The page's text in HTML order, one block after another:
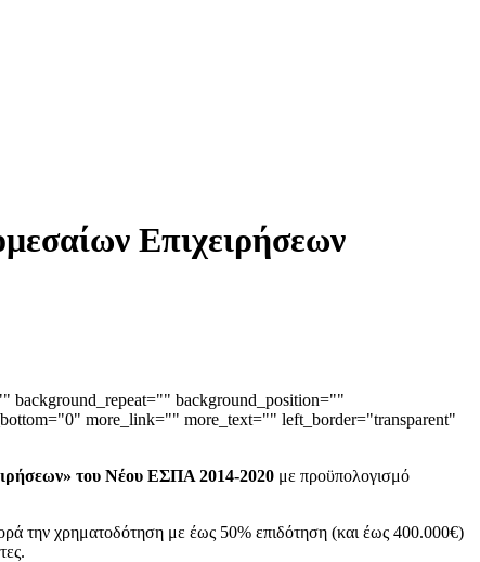
Επιχειρήσεων
background_repeat="" background_position=""
more_link="" more_text="" left_border="transparent"
του Νέου ΕΣΠΑ 2014-2020 με προϋπολογισμό
την χρηματοδότηση με έως 50% επιδότηση (και έως 400.000€)